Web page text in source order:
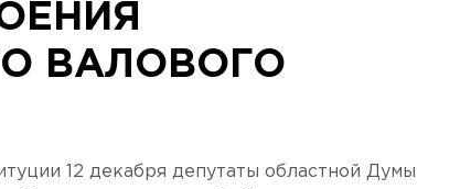
ВАЛОВОГО
12 декабря депутаты областной Думы